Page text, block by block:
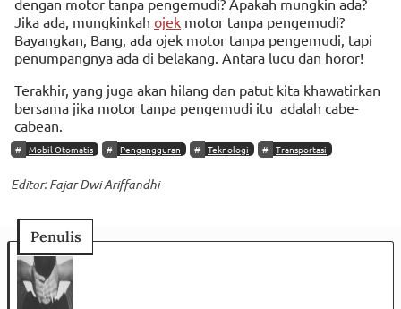
Jika ada, mungkinkah ojek motor tanpa pengemudi?
Bayangkan, Bang, ada ojek motor tanpa pengemudi, tapi
penumpangnya ada di belakang. Antara lucu dan horor!
Terakhir, yang juga akan hilang dan patut kita khawatirkan
bersama jika motor tanpa pengemudi itu adalah cabe-
cabean.
Mobil Otomatis Pengangguran Teknologi Transportasi
Editor: Fajar Dwi Ariffandhi
Penulis